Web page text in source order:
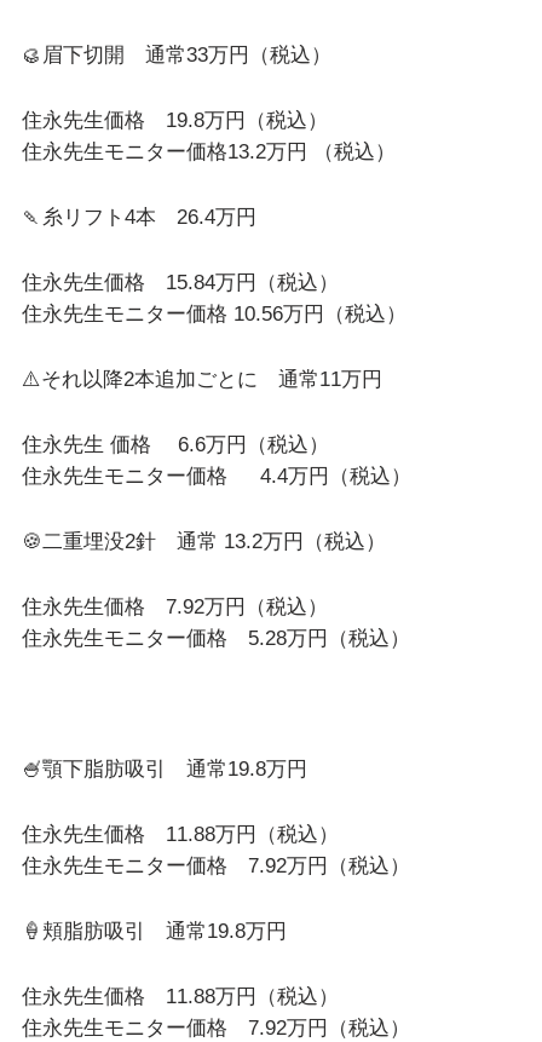
🥮眉下切開 通常33万円（税込）
住永先生価格 19.8万円（税込）
住永先生モニター価格13.2万円 （税込）
🍡糸リフト4本 26.4万円
住永先生価格 15.84万円（税込）
住永先生モニター価格 10.56万円（税込）
⚠️それ以降2本追加ごとに 通常11万円
住永先生 価格 6.6万円（税込）
住永先生モニター価格 4.4万円（税込）
🍪二重埋没2針 通常 13.2万円（税込）
住永先生価格 7.92万円（税込）
住永先生モニター価格 5.28万円（税込）
🍧顎下脂肪吸引 通常19.8万円
住永先生価格 11.88万円（税込）
住永先生モニター価格 7.92万円（税込）
🍦頬脂肪吸引 通常19.8万円
住永先生価格 11.88万円（税込）
住永先生モニター価格 7.92万円（税込）